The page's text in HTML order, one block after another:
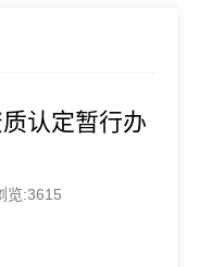
认定暂行办
览:3615